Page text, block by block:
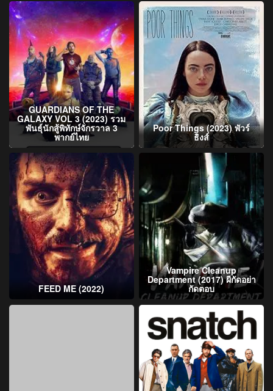
GUARDIANS OF THE
GALAXY VOL 3 (2023) รวม
พันธุ์นักสู้พิทักษ์จักรวาล 3
พากย์ไทย
Poor Things (2023) พัวร์
ธิงส์
FEED ME (2022)
Vampire Cleanup
Department (2017) ผีกัดอย่า
กัดตอบ